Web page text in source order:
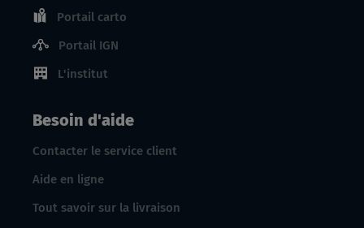
Portail carto
Portail IGN
L'institut
Besoin d'aide
Contacter le service client
Aide en ligne
Tout savoir sur la livraison